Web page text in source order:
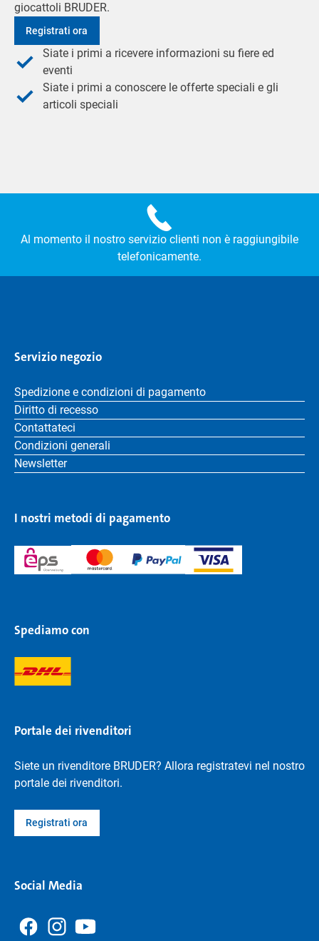
giocattoli BRUDER.
Registrati ora
Siate i primi a ricevere informazioni su fiere ed
eventi
Siate i primi a conoscere le offerte speciali e gli
articoli speciali
Al momento il nostro servizio clienti non è raggiungibile
telefonicamente.
Servizio negozio
Spedizione e condizioni di pagamento
Diritto di recesso
Contattateci
Condizioni generali
Newsletter
I nostri metodi di pagamento
Spediamo con
Portale dei rivenditori
Siete un rivenditore BRUDER? Allora registratevi nel nostro
portale dei rivenditori.
Registrati ora
Social Media